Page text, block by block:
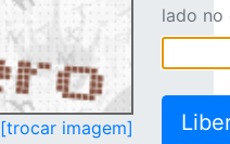
[trocar imagem]
lado no